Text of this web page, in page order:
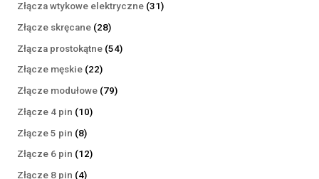
Złącza wtykowe elektryczne 3131
Złącze skręcane 2828
produktów
Złącza prostokątne 5454
Złącze męskie 2222
produkty
Złącze modułowe 7979
Złącze 4 pin 1010
Złącze 5 pin 88
produktów
Złącze 6 pin 1212
Złącze 8 pin 44